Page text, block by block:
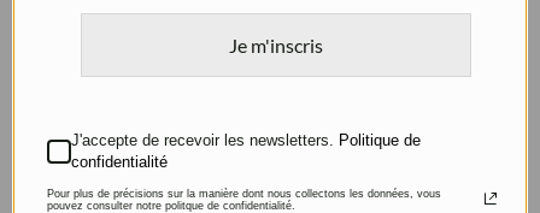
Je m'inscris
J'accepte de recevoir les newsletters. Politique de
confidentialité
Pour plus de précisions sur la manière dont nous collectons les données, vous
pouvez consulter notre politque de confidentialité.